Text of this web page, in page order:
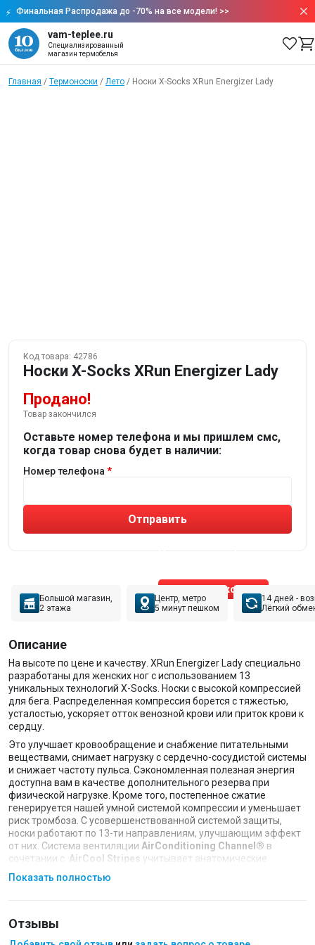
Финальная Распродажа до -70% на все модели! >>
vam-teplee.ru
Специализированный
магазин термобелья
Главная / Термоноски / Лето / Носки X-Socks XRun Energizer Lady
Код товара: 42786
Носки X-Socks XRun Energizer Lady
Продано!
Товар закончился
Оставьте номер телефона и мы пришлем смс,
когда товар снова будет в наличии:
Номер телефона
Отправить
Позвонить эксперту
Большой магазин,
2 этажа
Центр, метро
5 минут пешком
14 дней -
Лёгкий
Описание
На высоте по цене и качеству. XRun Energizer Lady специально
разработаны для женских ног с использованием 13
уникальных технологий X-Socks. Носки с высокой компрессией
для бега. Распределенная компрессия борется с тяжестью,
усталостью, ускоряет отток венозной крови или приток крови к
сердцу.
Это улучшает кровообращение и снабжение питательными
веществами, снимает нагрузку с сердечно-сосудистой системы
и снижает частоту пульса. Сэкономленная полезная энергия
доступна вам в качестве дополнительного резерва при
физической нагрузке. Кроме того, постепенное сжатие
генерируется нашей умной системой компрессии и уменьшает
риск тромбоза. С усовершенствованной системой защиты,
носки работают по 13-ти направлениям, улучшающим эффект
от них. Система вентиляции AirConditioning Channel® в
сочетании с AirCool Stripes учитывает анатомические
особенности правой и левой ног, выводит теплый влажный
воздух, проводит свежий и сухой прямо под подошвой. Ноги,
Показать полностью
Отзывы